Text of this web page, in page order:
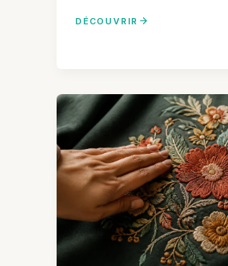
DÉCOUVRIR